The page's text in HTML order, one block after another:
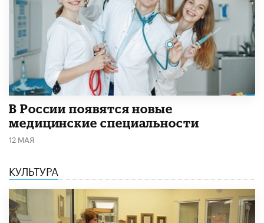
В России появятся новые
медицинские специальности
12 МАЯ
КУЛЬТУРА